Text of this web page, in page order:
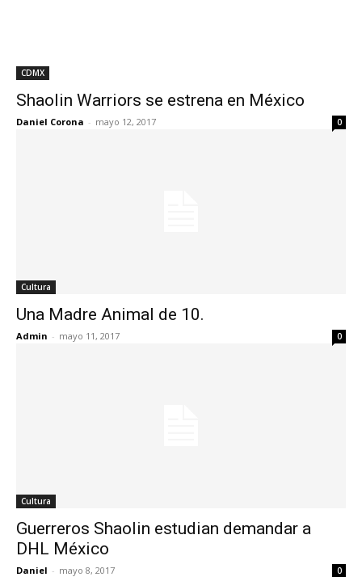
CDMX
Shaolin Warriors se estrena en México
Daniel Corona - mayo 12, 2017 0
Cultura
Una Madre Animal de 10.
Admin - mayo 11, 2017 0
Cultura
Guerreros Shaolin estudian demandar a
DHL México
Daniel - mayo 8, 2017 0